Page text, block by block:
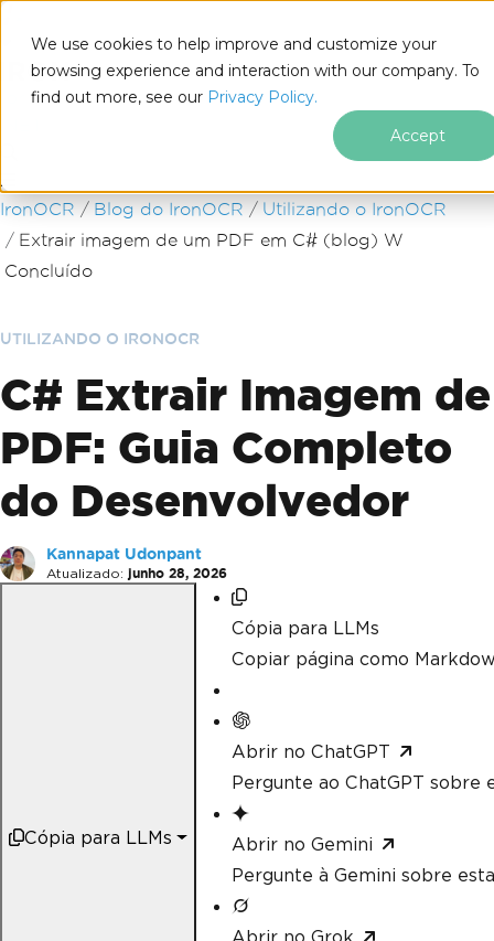
We use cookies to help improve and customize your
browsing experience and interaction with our company. To
find out more, see our Privacy Policy.
Accept
Ir para o conteúdo do rodapé
IronOCR Blog do IronOCR
Utilizando o IronOCR
Extrair imagem de um PDF em C# (blog) W
Concluído
UTILIZANDO O IRONOCR
C# Extrair Imagem de
PDF: Guia Completo
do Desenvolvedor
Kannapat Udonpant
Atualizado: junho 28, 2026
Cópia para LLMs
Cópia para LLMs
Copiar página como
Abrir no ChatGPT
Pergunte ao ChatGPT sobre
Abrir no Gemini
Pergunte à Gemini sobre